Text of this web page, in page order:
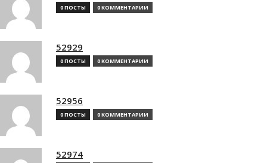
0 ПОСТЫ 0 КОММЕНТАРИИ
52929
0 ПОСТЫ 0 КОММЕНТАРИИ
52956
0 ПОСТЫ 0 КОММЕНТАРИИ
52974